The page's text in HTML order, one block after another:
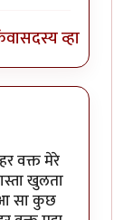
सदस्य व्हा
वक्त मेरे
खुलता
सा कुछ